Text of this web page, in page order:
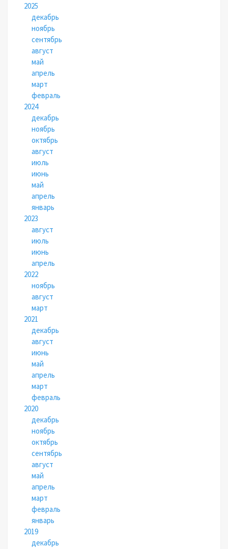
2025
декабрь
ноябрь
сентябрь
август
май
апрель
март
февраль
2024
декабрь
ноябрь
октябрь
август
июль
июнь
май
апрель
январь
2023
август
июль
июнь
апрель
2022
ноябрь
август
март
2021
декабрь
август
июнь
май
апрель
март
февраль
2020
декабрь
ноябрь
октябрь
сентябрь
август
май
апрель
март
февраль
январь
2019
декабрь